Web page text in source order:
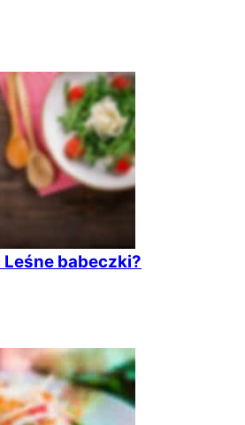
babeczki?